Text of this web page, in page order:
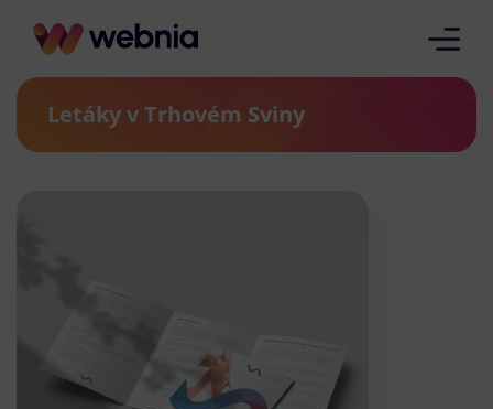
Letáky v Trhovém Sviny